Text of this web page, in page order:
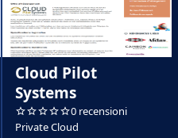
Cloud Pilot
Systems
0 recensioni
Private Cloud